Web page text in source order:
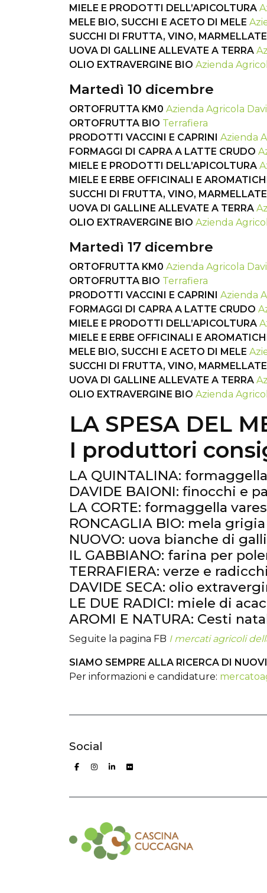
MIELE E PRODOTTI DELL’APICOLTURA
MELE BIO, SUCCHI E ACETO DI MELE
SUCCHI DI FRUTTA, VINO, MARMELLATE
UOVA DI GALLINE ALLEVATE A TERRA
OLIO EXTRAVERGINE BIO Azienda
Martedì 10 dicembre
ORTOFRUTTA KM0 Azienda Agricola
ORTOFRUTTA BIO Terrafiera
PRODOTTI VACCINI E CAPRINI Azienda
FORMAGGI DI CAPRA A LATTE CRUDO
MIELE E PRODOTTI DELL’APICOLTURA
MIELE E ERBE OFFICINALI E
SUCCHI DI FRUTTA, VINO, MARMELLATE
UOVA DI GALLINE ALLEVATE A TERRA
OLIO EXTRAVERGINE BIO Azienda
Martedì 17 dicembre
ORTOFRUTTA KM0 Azienda Agricola
ORTOFRUTTA BIO Terrafiera
PRODOTTI VACCINI E CAPRINI Azienda
FORMAGGI DI CAPRA A LATTE CRUDO
MIELE E PRODOTTI DELL’APICOLTURA
MIELE E ERBE OFFICINALI E
MELE BIO, SUCCHI E ACETO DI MELE
SUCCHI DI FRUTTA, VINO, MARMELLATE
UOVA DI GALLINE ALLEVATE A TERRA
OLIO EXTRAVERGINE BIO Azienda
LA SPESA DEL
I produttori
LA QUINTALINA:
DAVIDE BAIONI: finocchi e
LA CORTE: formaggella
RONCAGLIA BIO: mela
NUOVO: uova bianche di
IL GABBIANO: farina per
TERRAFIERA: verze e
DAVIDE SECA: olio
LE DUE RADICI: miele di
AROMI E NATURA: Cesti
Seguite la pagina FB I mercati agricoli
SIAMO SEMPRE ALLA RICERCA DI
Per informazioni e candidature:
Social